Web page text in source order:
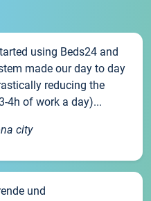
using Beds24 and
made our day to day
reducing the
4h of work a day)...
city
und